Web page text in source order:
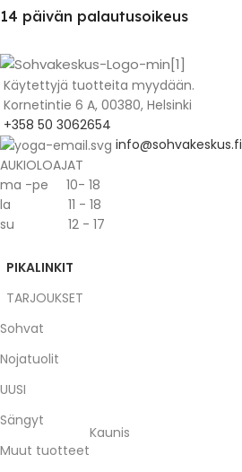
14 päivän palautusoikeus
Käytettyjä tuotteita myydään.
Kornetintie 6 A, 00380, Helsinki
+358 50 3062654
info@sohvakeskus.fi
AUKIOLOAJAT
ma -pe 10- 18
la 11 - 18
su 12 - 17
PIKALINKIT
TARJOUKSET
Sohvat
Nojatuolit
UUSI
Sängyt
Muut tuotteet
Kaunis